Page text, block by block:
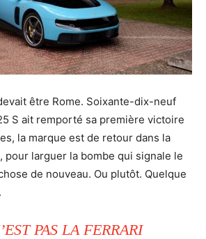
être Rome. Soixante-dix-neuf
S ait remporté sa première victoire
la marque est de retour dans la
pour larguer la bombe qui signale le
de nouveau. Ou plutôt. Quelque
PAS LA FERRARI